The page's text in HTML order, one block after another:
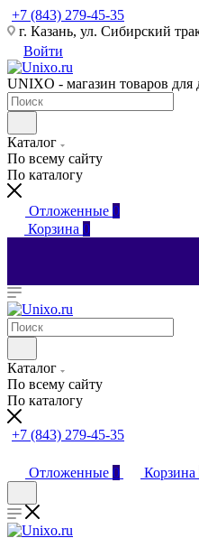
+7 (843) 279-45-35
г. Казань, ул. Сибирский
Войти
UNIXO - магазин товаров для
Каталог
По всему сайту
По каталогу
Отложенные 0
Корзина 0
Каталог
По всему сайту
По каталогу
+7 (843) 279-45-35
Отложенные 0 Корзина